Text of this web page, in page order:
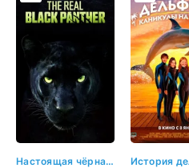
Настоящая чёрная пантера